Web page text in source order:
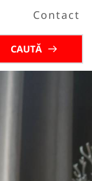
Contact
CAUTĂ